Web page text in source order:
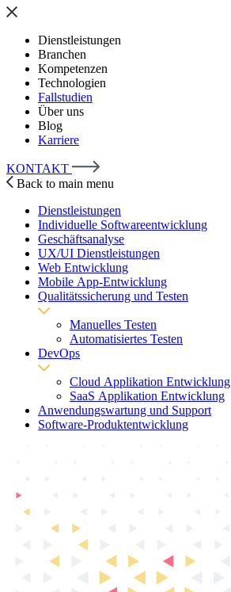
Dienstleistungen
Branchen
Kompetenzen
Technologien
Fallstudien
Über uns
Blog
Karriere
KONTAKT
Back to main menu
Dienstleistungen
Individuelle Softwareentwicklung
Geschäftsanalyse
UX/UI Dienstleistungen
Web Entwicklung
Mobile App-Entwicklung
Qualitätssicherung und Testen
Manuelles Testen
Automatisiertes Testen
DevOps
Cloud Applikation Entwicklung
SaaS Applikation Entwicklung
Anwendungswartung und Support
Software-Produktentwicklung